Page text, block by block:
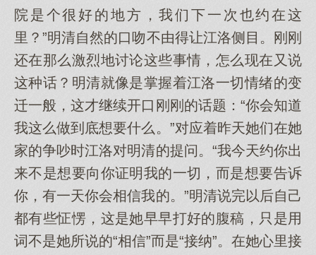
院是个很好的地方，我们下一次也约在这
里？”明清自然的口吻不由得让江洛侧目。刚刚
还在那么激烈地讨论这些事情，怎么现在又说
这种话？明清就像是掌握着江洛一切情绪的变
迁一般，这才继续开口刚刚的话题：“你会知道
我这么做到底想要什么。”对应着昨天她们在她
家的争吵时江洛对明清的提问。“我今天约你出
来不是想要向你证明我的一切，而是想要告诉
你，有一天你会相信我的。”明清说完以后自己
都有些怔愣，这是她早早打好的腹稿，只是用
词不是她所说的“相信”而是“接纳”。在她心里接